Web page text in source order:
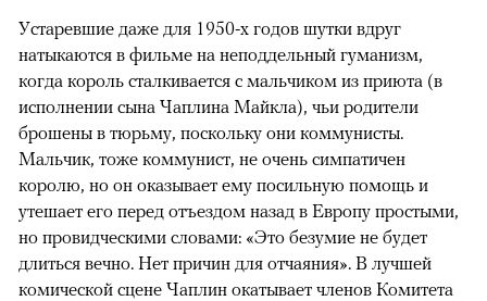
Устаревшие даже для 1950-х годов шутки вдруг
натыкаются в фильме на неподдельный гуманизм,
когда король сталкивается с мальчиком из приюта (в
исполнении сына Чаплина Майкла), чьи родители
брошены в тюрьму, поскольку они коммунисты.
Мальчик, тоже коммунист, не очень симпатичен
королю, но он оказывает ему посильную помощь и
утешает его перед отъездом назад в Европу простыми,
но провидческими словами: «Это безумие не будет
длиться вечно. Нет причин для отчаяния». В лучшей
комической сцене Чаплин окатывает членов Комитета